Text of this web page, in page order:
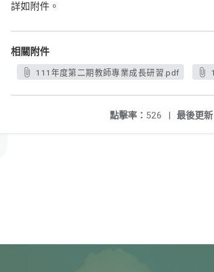
詳如附件。
相關附件
111年度第二期教師專業成長研習.pdf
最後更新
點擊率： 526 |